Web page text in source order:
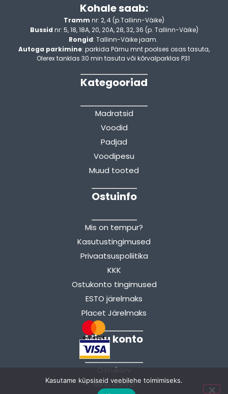
Kohale saab:
Tramm nr: 2, 4 (p.Tallinn-Väike)
Bussid nr: 5, 18, 18A, 20, 20A, 28, 32, 36 (p. Tallinn-Väike)
Rongid: Tallinn-Väike jaam.
Autoga parkimine: parkida Pärnu mnt poolses osas tasuta,
Olerex tanklas 30 min tasuta või kõrvalparklas P31
Kategooriad
Madratsid
Voodid
Padjad
Voodipesu
Muud tooted
Ostuinfo
Mis on tempur?
Kasutustingimused
Privaatsuspoliitika
KKK
Ostukonto tingimused
ESTO järelmaks
Placet Järelmaks
Minu konto
Ostukorv
Minu konto
Kasutame küpsiseid veebilehe toimimiseks.